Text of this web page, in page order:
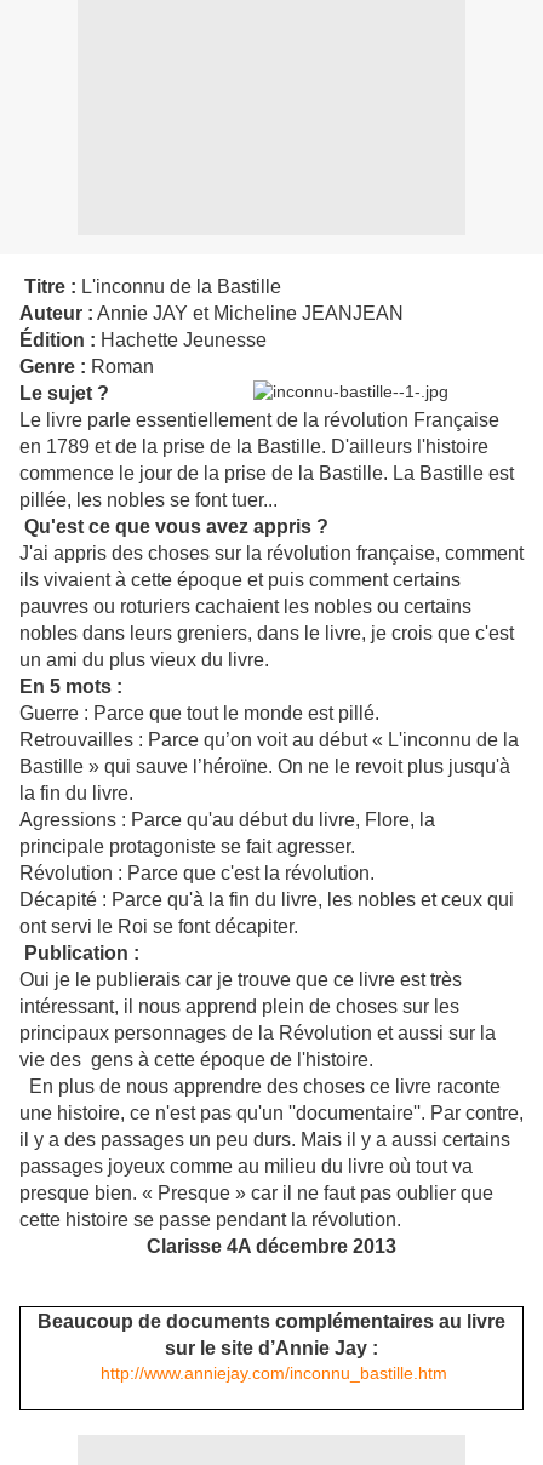
Titre : L'inconnu de la Bastille
Auteur : Annie JAY et Micheline JEANJEAN
Édition : Hachette Jeunesse
Genre : Roman
Le sujet ?
Le livre parle essentiellement de la révolution Française
en 1789 et de la prise de la Bastille. D'ailleurs l'histoire
commence le jour de la prise de la Bastille. La Bastille est
pillée, les nobles se font tuer...
Qu'est ce que vous avez appris ?
J'ai appris des choses sur la révolution française, comment
ils vivaient à cette époque et puis comment certains
pauvres ou roturiers cachaient les nobles ou certains
nobles dans leurs greniers, dans le livre, je crois que c'est
un ami du plus vieux du livre.
En 5 mots :
Guerre : Parce que tout le monde est pillé.
Retrouvailles : Parce qu’on voit au début « L'inconnu de la
Bastille » qui sauve l’héroïne. On ne le revoit plus jusqu'à
la fin du livre.
Agressions : Parce qu'au début du livre, Flore, la
principale protagoniste se fait agresser.
Révolution : Parce que c'est la révolution.
Décapité : Parce qu'à la fin du livre, les nobles et ceux qui
ont servi le Roi se font décapiter.
Publication :
Oui je le publierais car je trouve que ce livre est très
intéressant, il nous apprend plein de choses sur les
principaux personnages de la Révolution et aussi sur la
vie des gens à cette époque de l'histoire.
En plus de nous apprendre des choses ce livre raconte
une histoire, ce n'est pas qu'un ''documentaire''. Par contre,
il y a des passages un peu durs. Mais il y a aussi certains
passages joyeux comme au milieu du livre où tout va
presque bien. « Presque » car il ne faut pas oublier que
cette histoire se passe pendant la révolution.
Clarisse 4A décembre 2013
Beaucoup de documents complémentaires au livre
sur le site d’Annie Jay :
http://www.anniejay.com/inconnu_bastille.htm